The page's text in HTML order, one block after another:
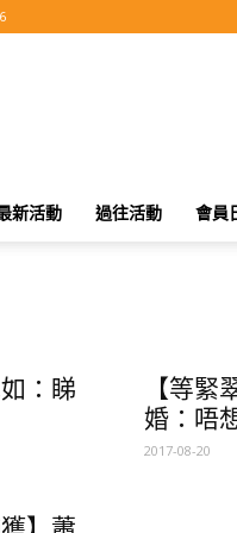
新活動 過往活動 會員
：睇
【等緊
婚：唔
2017-08-20